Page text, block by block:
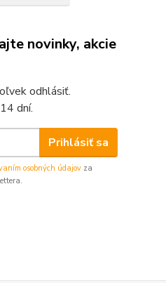
novinky, akcie
odhlásiť.
dní.
Prihlásiť sa
osobných údajov za